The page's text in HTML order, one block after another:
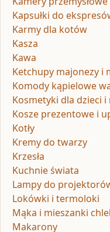
Kapsułki do
Karmy dla kotów
Kasza
Kawa
Ketchupy majonezy i
Komody kąpielowe
Kosmetyki dla dzieci
Kosze prezentowe i
Kotły
Kremy do twarzy
Krzesła
Kuchnie świata
Lampy do
Lokówki i termoloki
Mąka i mieszanki
Makarony